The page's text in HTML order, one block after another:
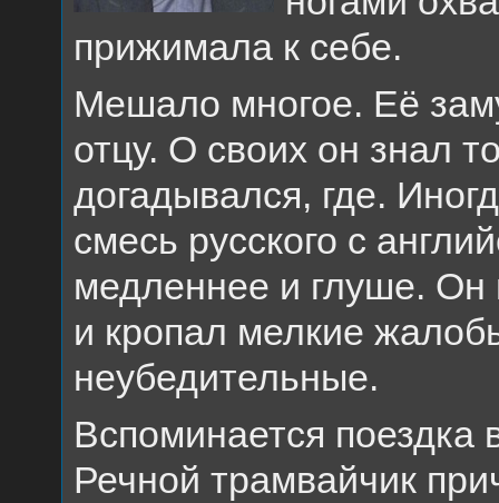
прижимала к себе.
Мешало многое. Её
отцу. О своих он знал
догадывался, где.
смесь русского с
медленнее и глуше. Он
и кропал мелкие
неубедительные.
Вспоминается
Речной трамвайчик